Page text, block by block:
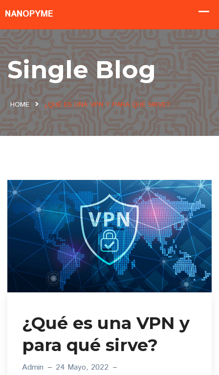
Single Blog
HOME ¿QUÉ ES UNA VPN Y PARA QUÉ SIRVE?
¿Qué es una VPN y
para qué sirve?
Admin 24 Mayo, 2022